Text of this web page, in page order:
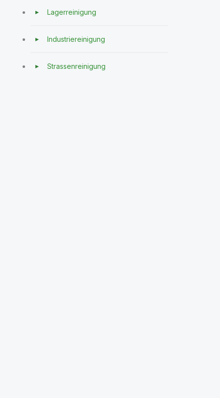
Lagerreinigung
Industriereinigung
Strassenreinigung